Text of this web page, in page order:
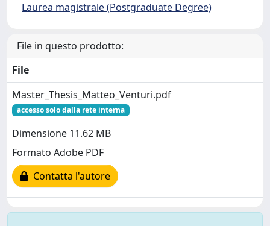
Laurea magistrale (Postgraduate Degree)
File in questo prodotto:
File
Master_Thesis_Matteo_Venturi.pdf
accesso solo dalla rete interna
Dimensione 11.62 MB
Formato Adobe PDF
Contatta l'autore